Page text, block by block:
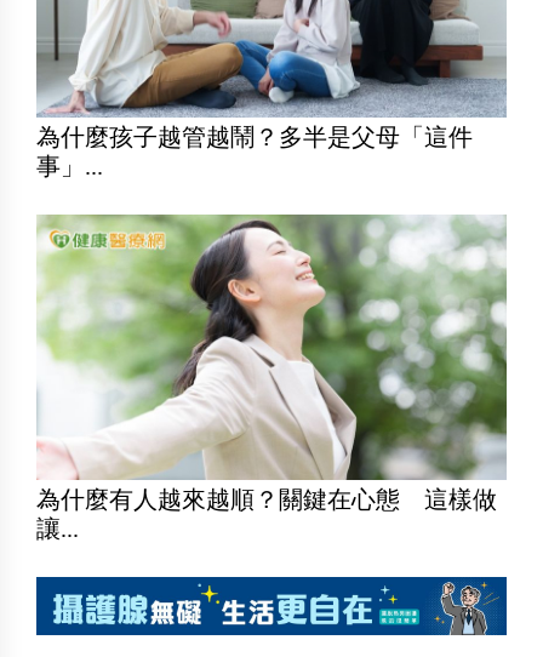
為什麼孩子越管越鬧？多半是父母「這件
事」...
為什麼有人越來越順？關鍵在心態 這樣做
讓...